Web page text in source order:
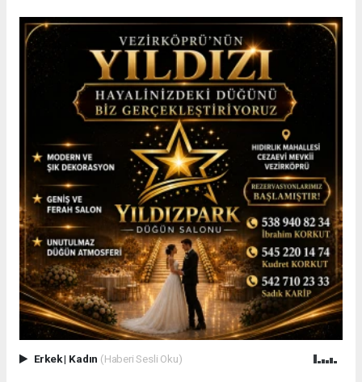
Erkek| Kadın (Haberi Sesli Oku)